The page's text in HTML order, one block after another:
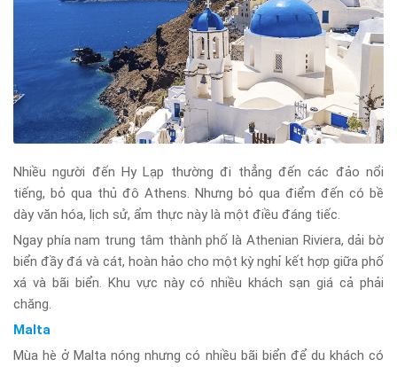
Nhiều người đến Hy Lạp thường đi thẳng đến các đảo nổi
tiếng, bỏ qua thủ đô Athens. Nhưng bỏ qua điểm đến có bề
dày văn hóa, lịch sử, ẩm thực này là một điều đáng tiếc.
Ngay phía nam trung tâm thành phố là Athenian Riviera, dải bờ
biển đầy đá và cát, hoàn hảo cho một kỳ nghỉ kết hợp giữa phố
xá và bãi biển. Khu vực này có nhiều khách sạn giá cả phải
chăng.
Malta
Mùa hè ở Malta nóng nhưng có nhiều bãi biển để du khách có